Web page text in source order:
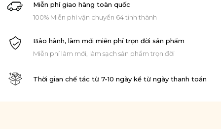
Miễn phí giao hàng toàn quốc
100% Miễn phí vận chuyển 64 tỉnh thành
Bảo hành, làm mới miễn phí trọn đời sản phẩm
Miễn phí làm mới, làm sạch sản phẩm trọn đời
Thời gian chế tác từ 7-10 ngày kể từ ngày thanh toán